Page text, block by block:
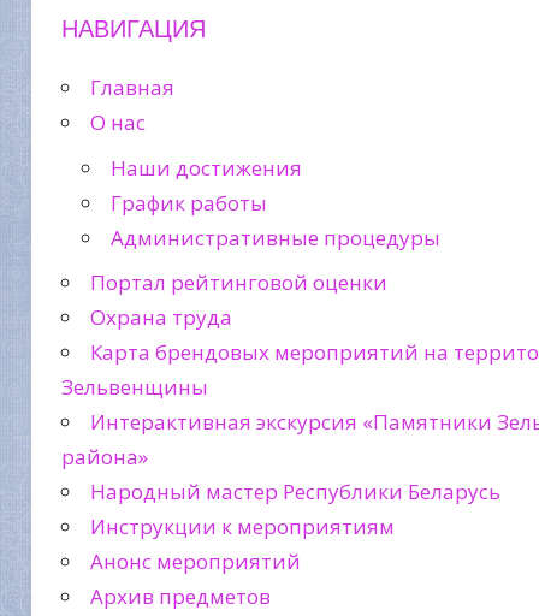
НАВИГАЦИЯ
Главная
О нас
Наши достижения
График работы
Административные процедуры
Портал рейтинговой оценки
Охрана труда
Карта брендовых мероприятий на
Зельвенщины
Интерактивная экскурсия «Памятники
района»
Народный мастер Республики Беларусь
Инструкции к мероприятиям
Анонс мероприятий
Архив предметов